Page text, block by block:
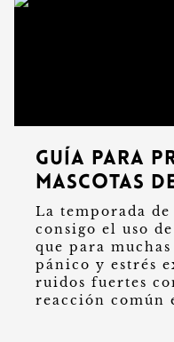
Guía para
mascotas
La temporada
consigo el uso
que para
pánico y estrés
ruidos fuertes
reacción común